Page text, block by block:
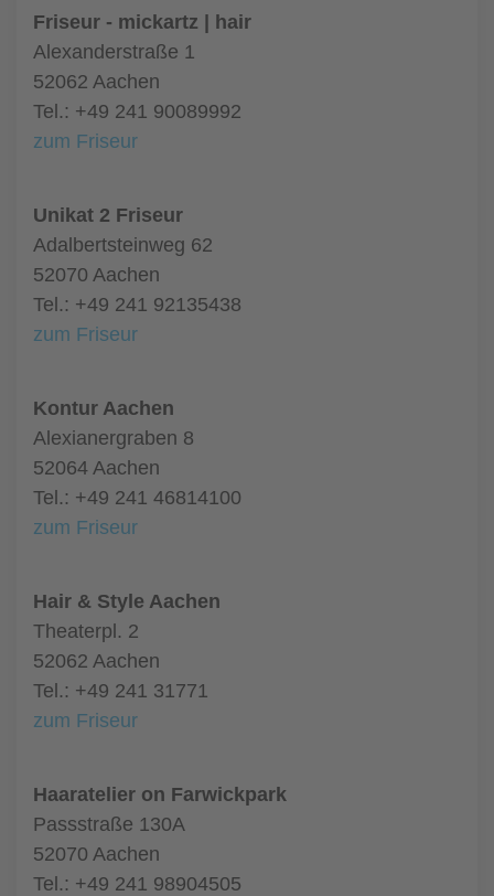
Friseur - mickartz | hair
Alexanderstraße 1
52062 Aachen
Tel.: +49 241 90089992
zum Friseur
Unikat 2 Friseur
Adalbertsteinweg 62
52070 Aachen
Tel.: +49 241 92135438
zum Friseur
Kontur Aachen
Alexianergraben 8
52064 Aachen
Tel.: +49 241 46814100
zum Friseur
Hair & Style Aachen
Theaterpl. 2
52062 Aachen
Tel.: +49 241 31771
zum Friseur
Haaratelier on Farwickpark
Passstraße 130A
52070 Aachen
Tel.: +49 241 98904505